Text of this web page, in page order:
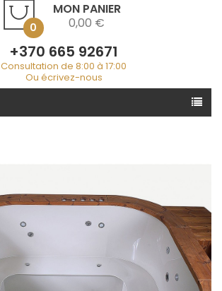
MON PANIER
0 0,00 €
+370 665 92671
Consultation de 8:00 à 17:00
Ou écrivez-nous